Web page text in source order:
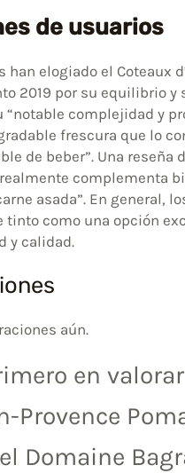
de usuarios
han elogiado el Coteaux
2019 por su equilibrio y
“notable complejidad y
frescura que lo
de beber”. Una reseña
complementa
asada”. En general,
tinto como una opción
y calidad.
aún.
en
Provence
Domaine